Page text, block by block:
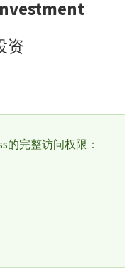
资
的完整访问权限：